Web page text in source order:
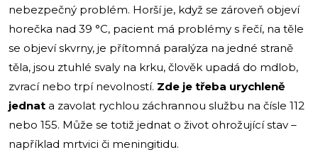
nebezpečný problém. Horší je, když se zároveň objeví
horečka nad 39 °C, pacient má problémy s řečí, na těle
se objeví skvrny, je přítomná paralýza na jedné straně
těla, jsou ztuhlé svaly na krku, člověk upadá do mdlob,
zvrací nebo trpí nevolností. Zde je třeba urychleně
jednat a zavolat rychlou záchrannou službu na čísle 112
nebo 155. Může se totiž jednat o život ohrožující stav –
například mrtvici či meningitidu.